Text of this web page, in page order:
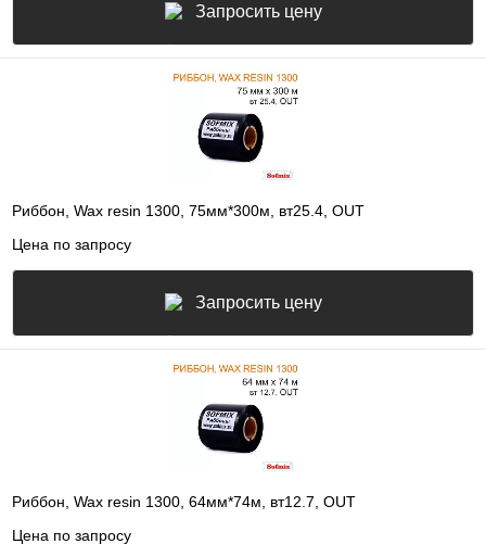
Запросить цену
Риббон, Wax resin 1300, 75мм*300м, вт25.4, OUT
Цена по запросу
Запросить цену
Риббон, Wax resin 1300, 64мм*74м, вт12.7, OUT
Цена по запросу